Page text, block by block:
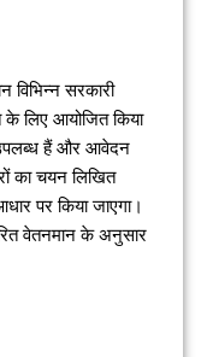
विभिन्न सरकारी
के लिए आयोजित किया
उपलब्ध हैं और आवेदन
का चयन लिखित
पर किया जाएगा।
वेतनमान के अनुसार